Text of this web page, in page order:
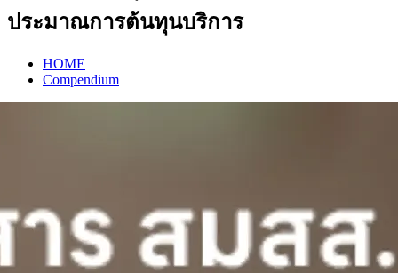
ประมาณการต้นทุนบริการ
HOME
Compendium